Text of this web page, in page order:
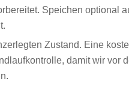
Speichen optional
Zustand. Eine
damit wir vor